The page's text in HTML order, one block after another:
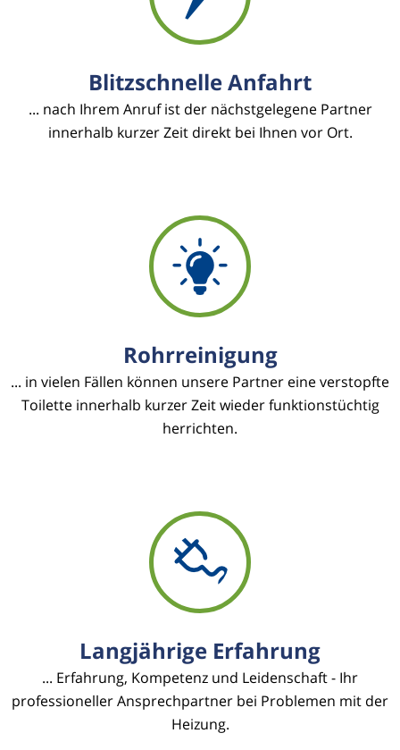
Blitzschnelle Anfahrt
... nach Ihrem Anruf ist der nächstgelegene Partner
innerhalb kurzer Zeit direkt bei Ihnen vor Ort.
Rohrreinigung
... in vielen Fällen können unsere Partner eine verstopfte
Toilette innerhalb kurzer Zeit wieder funktionstüchtig
herrichten.
Langjährige Erfahrung
... Erfahrung, Kompetenz und Leidenschaft - Ihr
professioneller Ansprechpartner bei Problemen mit der
Heizung.